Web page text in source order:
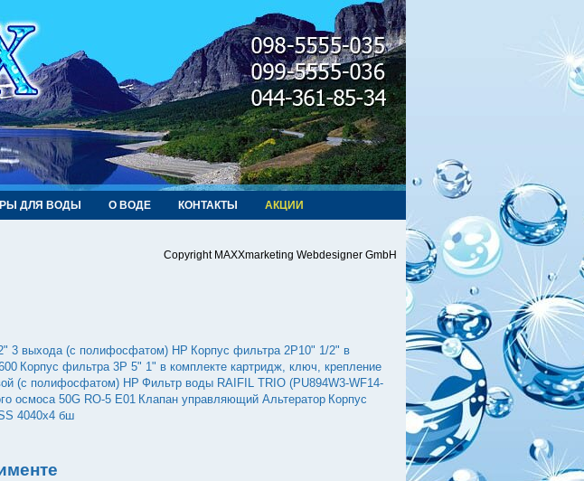
ДЛЯ ВОДЫ О ВОДЕ КОНТАКТЫ АКЦИИ
Copyright MAXXmarketing Webdesigner GmbH
3 выхода (с полифосфатом) HP Корпус фильтра 2Р10" 1/2" в
Корпус фильтра 3Р 5" 1" в комплекте картридж, ключ, крепление
(с полифосфатом) НP Фильтр воды RAIFIL TRIO (PU894W3-WF14-
осмоса 50G RO-5 Е01 Клапан управляющий Альтератор Корпус
4040х4 бш